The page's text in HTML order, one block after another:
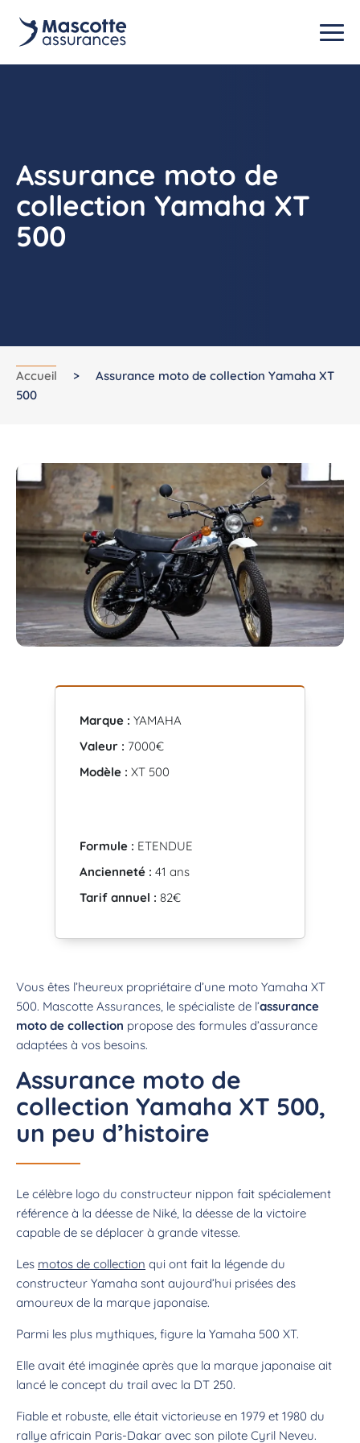
Assurance moto de
collection Yamaha XT
500
Accueil > Assurance moto de collection Yamaha XT
500
Marque : YAMAHA
Valeur : 7000€
Modèle : XT 500
Formule : ETENDUE
Ancienneté : 41 ans
Tarif annuel : 82€
Vous êtes l’heureux propriétaire d’une moto Yamaha XT
500. Mascotte Assurances, le spécialiste de l’assurance
moto de collection propose des formules d’assurance
adaptées à vos besoins.
Assurance moto de
collection Yamaha XT 500,
un peu d’histoire
Le célèbre logo du constructeur nippon fait spécialement
référence à la déesse de Niké, la déesse de la victoire
capable de se déplacer à grande vitesse.
Les motos de collection qui ont fait la légende du
constructeur Yamaha sont aujourd’hui prisées des
amoureux de la marque japonaise.
Parmi les plus mythiques, figure la Yamaha 500 XT.
Elle avait été imaginée après que la marque japonaise ait
lancé le concept du trail avec la DT 250.
Fiable et robuste, elle était victorieuse en 1979 et 1980 du
rallye africain Paris-Dakar avec son pilote Cyril Neveu.